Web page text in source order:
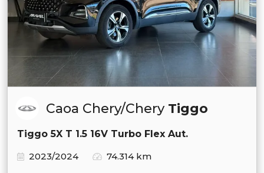
Caoa Chery/Chery Tiggo
Tiggo 5X T 1.5 16V Turbo Flex Aut.
2023/2024
74.314 km